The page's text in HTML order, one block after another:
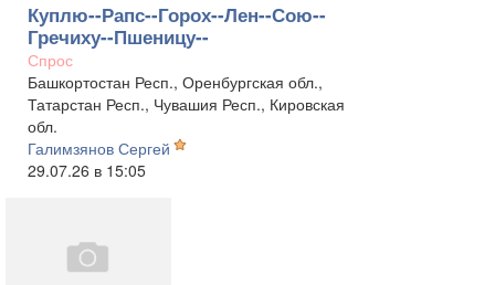
Куплю--Рапс--Горох--Лен--Сою--
Гречиху--Пшеницу--
Спрос
Башкортостан Респ., Оренбургская обл.,
Татарстан Респ., Чувашия Респ., Кировская
обл.
Галимзянов Сергей
29.07.26 в 15:05